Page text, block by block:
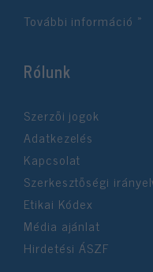
További információ »
Rólunk
Szerzői jogok
Adatkezelés
Kapcsolat
Szerkesztőségi
Etikai Kódex
Média ajánlat
Hirdetési ÁSZF